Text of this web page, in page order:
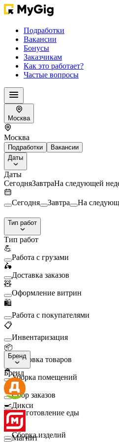
Подработки
Вакансии
Бонусы
Заказчикам
Как это работает?
Частые вопросы
Москва
Москва
Подработки
Вакансии
Даты
Даты
СегодняЗавтраНа следующей
Сегодня Завтра На
Тип работ
Тип работ
💪
Работа с грузами
🛵
Доставка заказов
🧸
Оформление витрин
🛍️
Работа с покупателями
📋
Инвентаризация
📦
Упаковка товаров
🧹
Уборка помещений
🛒
Сбор заказов
🍳
Приготовление еды
🛠️
Сборка изделий
Бренд
Бренд
Дикси
Магнит